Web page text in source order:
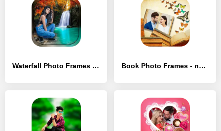
Waterfall Photo Frames - [Разблокированная версия] Book Photo Frames - new photob - [Премиум версия]